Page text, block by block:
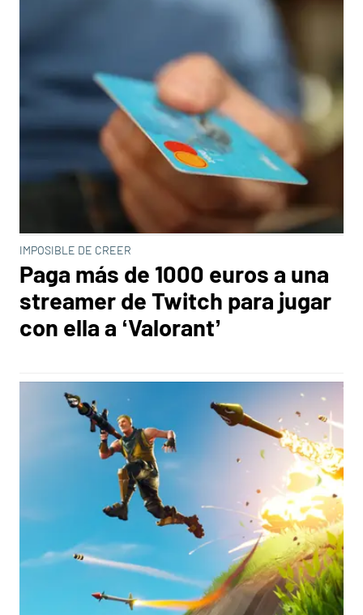
IMPOSIBLE DE CREER
Paga más de 1000 euros a una
streamer de Twitch para jugar
con ella a ‘Valorant’